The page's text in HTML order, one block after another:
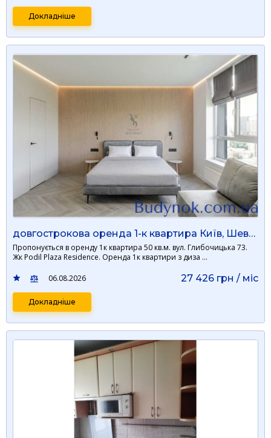
Докладніше
довгострокова оренда 1-к квартира Київ, Шевченківський, 750 $/міс.
Пропонується в оренду 1к квартира 50 кв.м. вул. Глибочицька 73.
Жк Podil Plaza Residence. Оренда 1к квартири з диза …
06.08.2026 27 426 грн / мiс
Докладніше